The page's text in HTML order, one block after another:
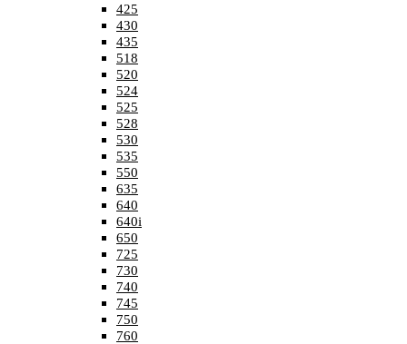
425
430
435
518
520
524
525
528
530
535
550
635
640
640i
650
725
730
740
745
750
760